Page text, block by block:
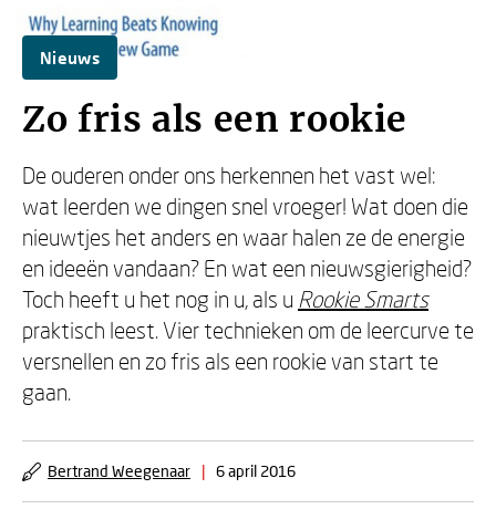
Nieuws
Zo fris als een rookie
De ouderen onder ons herkennen het vast wel:
wat leerden we dingen snel vroeger! Wat doen die
nieuwtjes het anders en waar halen ze de energie
en ideeën vandaan? En wat een nieuwsgierigheid?
Toch heeft u het nog in u, als u Rookie Smarts
praktisch leest. Vier technieken om de leercurve te
versnellen en zo fris als een rookie van start te
gaan.
Bertrand Weegenaar | 6 april 2016